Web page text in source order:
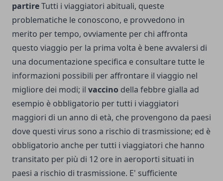
partireTutti i viaggiatori abituali, queste
problematiche le conoscono, e provvedono in
merito per tempo, ovviamente per chi affronta
questo viaggio per la prima volta è bene avvalersi di
una documentazione specifica e consultare tutte le
informazioni possibili per affrontare il viaggio nel
migliore dei modi; il vaccino della febbre gialla ad
esempio è obbligatorio per tutti i viaggiatori
maggiori di un anno di età, che provengono da paesi
dove questi virus sono a rischio di trasmissione; ed è
obbligatorio anche per tutti i viaggiatori che hanno
transitato per più di 12 ore in aeroporti situati in
paesi a rischio di trasmissione. E' sufficiente